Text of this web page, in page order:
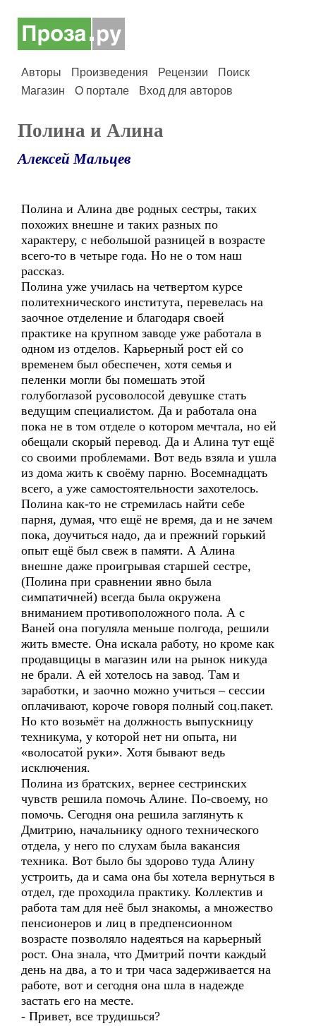
Авторы Произведения Рецензии
Поиск
Магазин
О портале Вход для авторов
Полина и Алина
Алексей Мальцев
Полина и Алина две родных сестры, таких
похожих внешне и таких разных по
характеру, с небольшой разницей в возрасте
всего-то в четыре года. Но не о том наш
рассказ.
Полина уже училась на четвертом курсе
политехнического института, перевелась на
заочное отделение и благодаря своей
практике на крупном заводе уже работала в
одном из отделов. Карьерный рост ей со
временем был обеспечен, хотя семья и
пеленки могли бы помешать этой
голубоглазой русоволосой девушке стать
ведущим специалистом. Да и работала она
пока не в том отделе о котором мечтала, но ей
обещали скорый перевод. Да и Алина тут ещё
со своими проблемами. Вот ведь взяла и ушла
из дома жить к своёму парню. Восемнадцать
всего, а уже самостоятельности захотелось.
Полина как-то не стремилась найти себе
парня, думая, что ещё не время, да и не зачем
пока, доучиться надо, да и прежний горький
опыт ещё был свеж в памяти. А Алина
внешне даже проигрывая старшей сестре,
(Полина при сравнении явно была
симпатичней) всегда была окружена
вниманием противоположного пола. А с
Ваней она погуляла меньше полгода, решили
жить вместе. Она искала работу, но кроме как
продавщицы в магазин или на рынок никуда
не брали. А ей хотелось на завод. Там и
заработки, и заочно можно учиться – сессии
оплачивают, короче говоря полный соц.пакет.
Но кто возьмёт на должность выпускницу
техникума, у которой нет ни опыта, ни
«волосатой руки». Хотя бывают ведь
исключения.
Полина из братских, вернее сестринских
чувств решила помочь Алине. По-своему, но
помочь. Сегодня она решила заглянуть к
Дмитрию, начальнику одного технического
отдела, у него по слухам была вакансия
техника. Вот было бы здорово туда Алину
устроить, да и сама она бы хотела вернуться в
отдел, где проходила практику. Коллектив и
работа там для неё был знакомы, а множество
пенсионеров и лиц в предпенсионном
возрасте позволяло надеяться на карьерный
рост. Она знала, что Дмитрий почти каждый
день на два, а то и три часа задерживается на
работе, вот и сегодня она шла в надежде
застать его на месте.
- Привет, все трудишься?